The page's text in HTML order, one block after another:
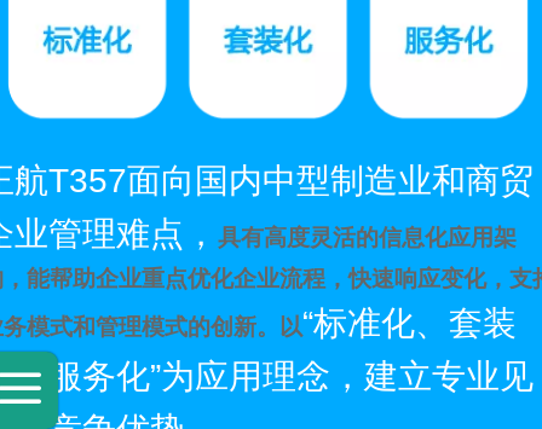
航T357面向国内中型制造业和商贸
业管理难点， 具有高度灵活的信息化应用架
能帮助企业重点优化企业流程，快速响应变化，支
务模式和管理模式的创新。以“标准化、套装
、服务化”为应用理念，建立专业见